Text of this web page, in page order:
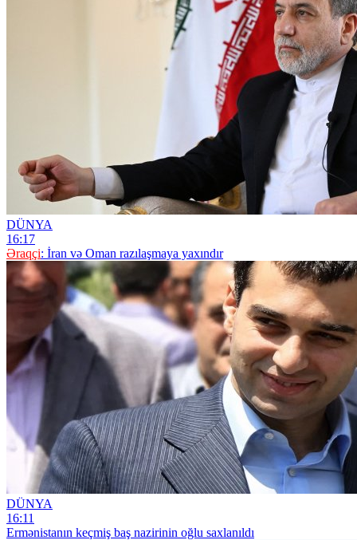
DÜNYA
16:17
Əraqçi: İran və Oman razılaşmaya yaxındır
DÜNYA
16:11
Ermənistanın keçmiş baş nazirinin oğlu saxlanıldı